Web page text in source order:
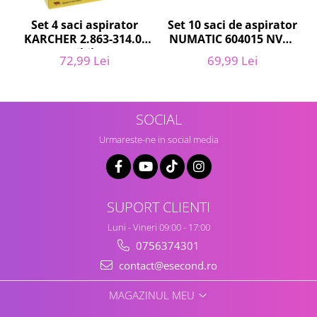
Igiena si ingrijire
Jucarii si Jocuri
Maternitate
Acvaristica
Castroane si adapatori animale
Igiena animale de companie
Mobila si transport animale de
PC, Periferice & Software
Desktop PC & Monitoare
Imprimante, Scanere &
Consumabile
Set 4 saci aspirator
KARCHER 2.863-314.0,
compatibil cu WD,
KWD, SE
72,99 Lei
Set 10 saci de aspirator
NUMATIC 604015 NVM-
1CH, 9L
69,99 Lei
SOCIAL
Urmareste-ne in social media
SUPORT CLIENTI
Luni - Vineri 09:00 - 17:00
0756374301
contact@esecond.ro
MAGAZINUL MEU